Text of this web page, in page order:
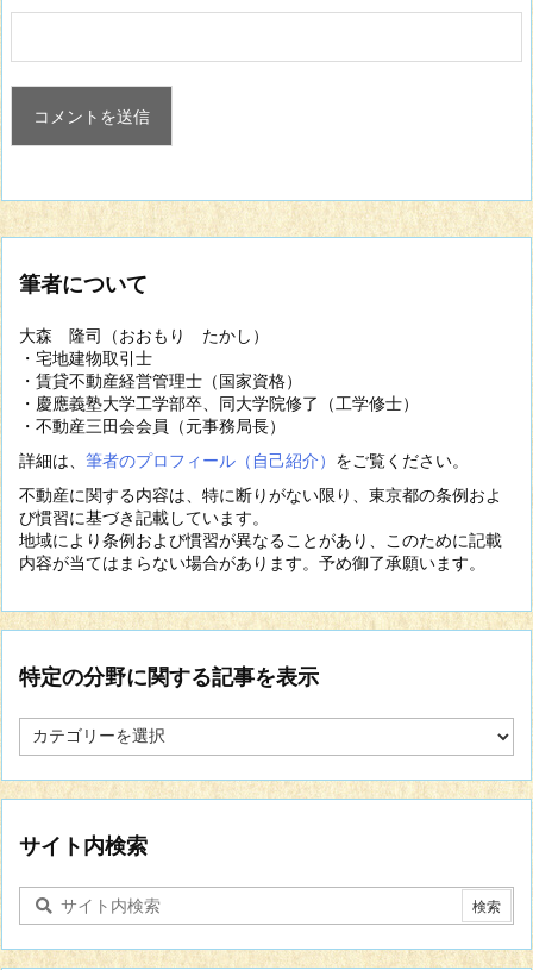
筆者について
大森 隆司（おおもり たかし）
・宅地建物取引士
・賃貸不動産経営管理士（国家資格）
・慶應義塾大学工学部卒、同大学院修了（工学修士）
・不動産三田会会員（元事務局長）
詳細は、 筆者のプロフィール（自己紹介） をご覧ください。
不動産に関する内容は、特に断りがない限り、東京都の条例およ
び慣習に基づき記載しています。
地域により条例および慣習が異なることがあり、このために記載
内容が当てはまらない場合があります。予め御了承願います。
特定の分野に関する記事を表示
定
分
に
関
す
記
事
サイト内検索